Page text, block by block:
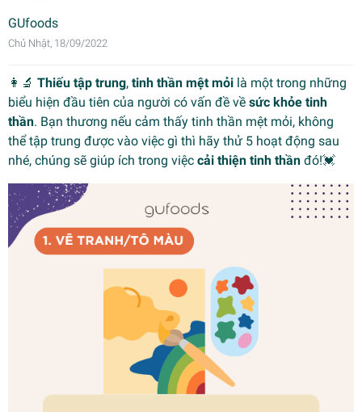
GUfoods
Chủ Nhật, 18/09/2022
👩‍🔬 Thiếu tập trung, tinh thần mệt mỏi là một trong những
biểu hiện đầu tiên của người có vấn đề về sức khỏe tinh
thần. Bạn thương nếu cảm thấy tinh thần mệt mỏi, không
thể tập trung được vào việc gì thì hãy thử 5 hoạt động sau
nhé, chúng sẽ giúp ích trong việc cải thiện tinh thần đó!💓